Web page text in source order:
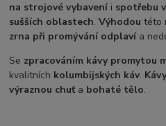
na strojové vybavení i spotřebu
sušších oblastech.Výhodou této
zrna při promývání odplaví a
Se zpracováním kávy promytou
kvalitních kolumbijských káv.
výraznou chuťa bohaté tělo.